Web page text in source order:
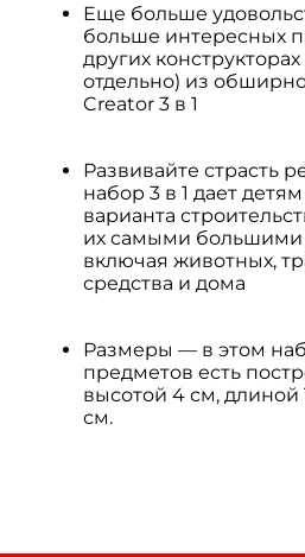
Еще больше
больше интересных
других
отдельно) из
Creator 3 в 1
Развивайте страсть
набор 3 в 1 дает
варианта
их самыми большими
включая животных,
средства и дома
Размеры — в этом
предметов есть
высотой 4 см,
см.